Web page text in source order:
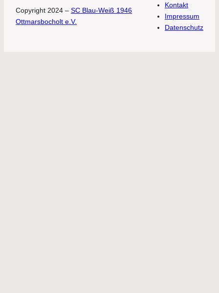
Copyright 2024 – SC Blau-Weiß 1946
Ottmarsbocholt e.V.
Kontakt
Impressum
Datenschutz